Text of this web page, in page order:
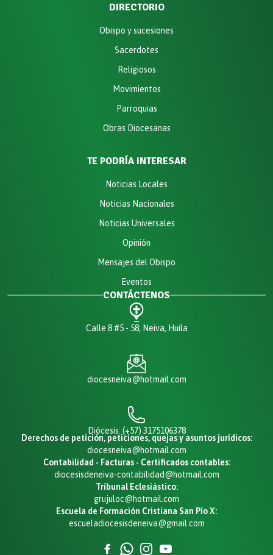
DIRECTORIO
Obispo y sucesiones
Sacerdotes
Religiosos
Movimientos
Parroquias
Obras Diocesanas
TE PODRÍA INTERESAR
Noticias Locales
Noticias Nacionales
Noticias Universales
Opinión
Mensajes del Obispo
Eventos
CONTÁCTENOS
Calle 8 #5 - 58, Neiva, Huila
diocesneiva@hotmail.com
Diócesis: (+57) 3175106378
Derechos de petición, peticiones, quejas y asuntos jurídicos:
diocesneiva@hotmail.com
Contabilidad - Facturas - Certificados contables:
diocesisdeneiva-contabilidad@hotmail.com
Tribunal Eclesiástico:
grujuloc@hotmail.com
Escuela de Formación Cristiana San Pío X:
escueladiocesisdeneiva@gmail.com